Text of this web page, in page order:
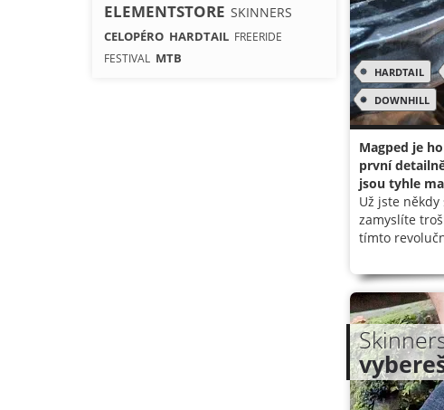
HARDTAIL
DOWNHILL
Magped je
první
jsou tyhle
Už jste
zamyslíte
tímto
ELEMENTSTORE SKINNERS
CELOPÉRO HARDTAIL FREERIDE
FESTIVAL MTB